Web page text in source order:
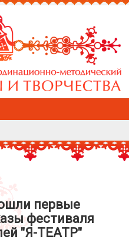
первые
фестиваля
"Я-ТЕАТР"